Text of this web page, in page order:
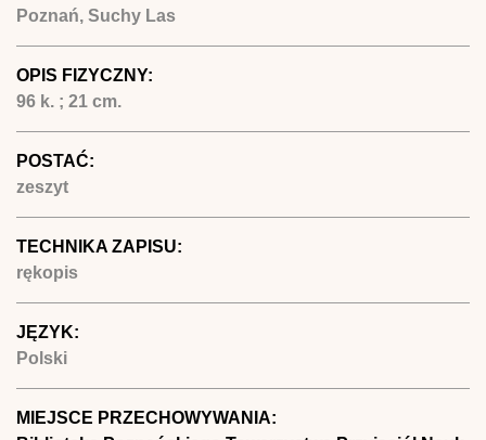
Poznań, Suchy Las
OPIS FIZYCZNY:
96 k. ; 21 cm.
POSTAĆ:
zeszyt
TECHNIKA ZAPISU:
rękopis
JĘZYK:
Polski
MIEJSCE PRZECHOWYWANIA: